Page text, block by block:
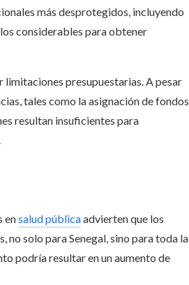
más desprotegidos, incluyendo
considerables para obtener
limitaciones presupuestarias. A pesar
tales como la asignación de fondos
resultan insuficientes para
ensalud públicaadvierten que los
solo para Senegal, sino para toda la
podría resultar en un aumento de